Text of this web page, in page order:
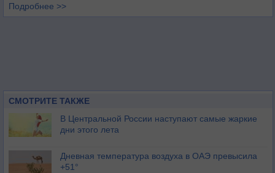
Подробнее >>
СМОТРИТЕ ТАКЖЕ
В Центральной России наступают самые жаркие
дни этого лета
Дневная температура воздуха в ОАЭ превысила
+51°